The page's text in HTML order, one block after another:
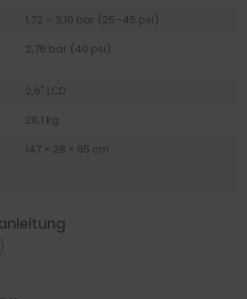
1,72 – 3,10 bar (25–45 psi)
2,76 bar (40 psi)
2,6" LCD
28,1 kg
147 × 28 × 65 cm